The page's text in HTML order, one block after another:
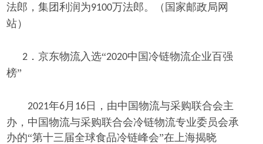
法郎，集团利润为9100万法郎。（国家邮政局网
站）
2．京东物流入选“2020中国冷链物流企业百强
榜”
2021年6 月 16日，由中国物流与采购联合会主
办，中国物流与采购联合会冷链物流专业委员会承
办的“第十三届全球食品冷链峰会”在上海揭晓